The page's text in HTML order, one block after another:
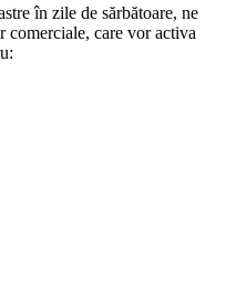
în zile de sărbătoare, ne
comerciale, care vor activa